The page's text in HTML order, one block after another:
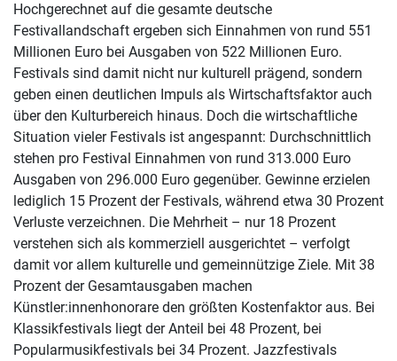
Hochgerechnet auf die gesamte deutsche
Festivallandschaft ergeben sich Einnahmen von rund 551
Millionen Euro bei Ausgaben von 522 Millionen Euro.
Festivals sind damit nicht nur kulturell prägend, sondern
geben einen deutlichen Impuls als Wirtschaftsfaktor auch
über den Kulturbereich hinaus. Doch die wirtschaftliche
Situation vieler Festivals ist angespannt: Durchschnittlich
stehen pro Festival Einnahmen von rund 313.000 Euro
Ausgaben von 296.000 Euro gegenüber. Gewinne erzielen
lediglich 15 Prozent der Festivals, während etwa 30 Prozent
Verluste verzeichnen. Die Mehrheit – nur 18 Prozent
verstehen sich als kommerziell ausgerichtet – verfolgt
damit vor allem kulturelle und gemeinnützige Ziele. Mit 38
Prozent der Gesamtausgaben machen
Künstler:innenhonorare den größten Kostenfaktor aus. Bei
Klassikfestivals liegt der Anteil bei 48 Prozent, bei
Popularmusikfestivals bei 34 Prozent. Jazzfestivals